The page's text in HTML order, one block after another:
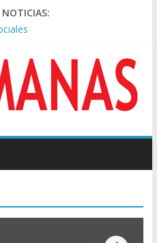
a Plaza de Mayo de
propiedad privada, Bullrich
de “ficción judicial” el